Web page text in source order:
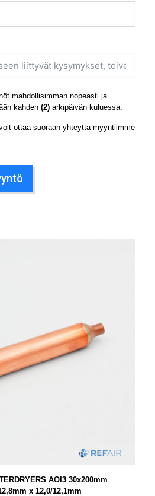
mahdollisimman nopeasti ja
kahden (2) arkipäivän kuluessa.
ottaa suoraan yhteyttä myyntiimme
AOI3 30x200mm
x 12,0/12,1mm